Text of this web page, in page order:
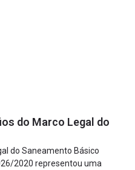
do Marco Legal do
do Saneamento Básico
2020 representou uma